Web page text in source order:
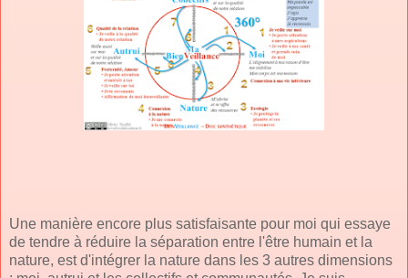
Une manière encore plus satisfaisante pour moi qui essaye
de tendre à réduire la séparation entre l'être humain et la
nature, est d'intégrer la nature dans les 3 autres dimensions